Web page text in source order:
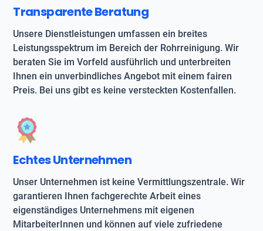
Transparente Beratung
Unsere Dienstleistungen umfassen ein breites
Leistungsspektrum im Bereich der Rohrreinigung. Wir
beraten Sie im Vorfeld ausführlich und unterbreiten
Ihnen ein unverbindliches Angebot mit einem fairen
Preis. Bei uns gibt es keine versteckten Kostenfallen.
Echtes Unternehmen
Unser Unternehmen ist keine Vermittlungszentrale. Wir
garantieren Ihnen fachgerechte Arbeit eines
eigenständiges Unternehmens mit eigenen
MitarbeiterInnen und können auf viele zufriedene